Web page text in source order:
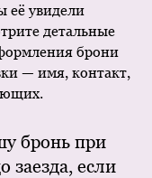
её увидели
детальные
брони
— имя, контакт,
бронь при
заезда, если